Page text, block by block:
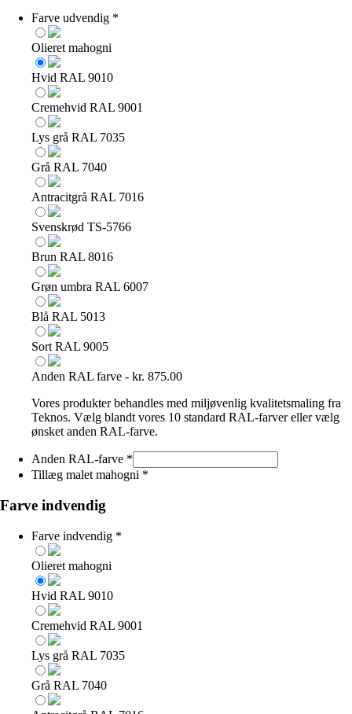
Farve udvendig *
Olieret mahogni
Hvid RAL 9010
Cremehvid RAL 9001
Lys grå RAL 7035
Grå RAL 7040
Antracitgrå RAL 7016
Svenskrød TS-5766
Brun RAL 8016
Grøn umbra RAL 6007
Blå RAL 5013
Sort RAL 9005
Anden RAL farve - kr. 875.00
Vores produkter behandles med miljøvenlig kvalitetsmaling fra
Teknos. Vælg blandt vores 10 standard RAL-farver eller vælg
ønsket anden RAL-farve.
Anden RAL-farve *
Tillæg malet mahogni *
Farve indvendig
Farve indvendig *
Olieret mahogni
Hvid RAL 9010
Cremehvid RAL 9001
Lys grå RAL 7035
Grå RAL 7040